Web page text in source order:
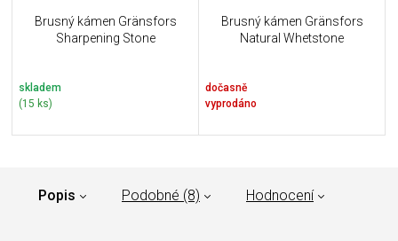
Brusný kámen Gränsfors
Sharpening Stone
skladem
(15 ks)
Brusný kámen Gränsfors
Natural Whetstone
dočasně
vyprodáno
Popis Podobné (8) Hodnocení